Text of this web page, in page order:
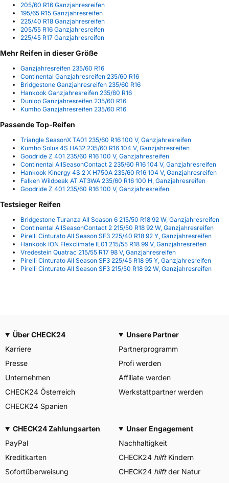
205/60 R16 Ganzjahresreifen
195/65 R15 Ganzjahresreifen
225/40 R18 Ganzjahresreifen
205/55 R16 Ganzjahresreifen
225/45 R17 Ganzjahresreifen
Mehr Reifen in dieser Größe
Ganzjahresreifen 235/60 R16
Continental Ganzjahresreifen 235/60 R16
Bridgestone Ganzjahresreifen 235/60 R16
Hankook Ganzjahresreifen 235/60 R16
Dunlop Ganzjahresreifen 235/60 R16
Kumho Ganzjahresreifen 235/60 R16
Passende Top-Reifen
Triangle SeasonX TA01 235/60 R16 100 V, Ganzjahresreifen
Kumho Solus 4S HA32 235/60 R16 104 V, Ganzjahresreifen
Goodride Z 401 235/60 R16 100 V, Ganzjahresreifen
Continental AllSeasonContact 2 235/60 R16 104 V, Ganzjahresreifen
Hankook Kinergy 4S 2 X H750A 235/60 R16 104 V, Ganzjahresreifen
Falken Wildpeak AT AT3WA 235/60 R16 100 H, Ganzjahresreifen
Goodride Z 401 235/60 R16 100 V, Ganzjahresreifen
Testsieger Reifen
Bridgestone Turanza All Season 6 215/50 R18 92 W, Ganzjahresreifen
Continental AllSeasonContact 2 215/50 R18 92 W, Ganzjahresreifen
Pirelli Cinturato All Season SF3 225/40 R18 92 Y, Ganzjahresreifen
Hankook ION Flexclimate IL01 215/55 R18 99 V, Ganzjahresreifen
Vredestein Quatrac 215/55 R17 98 V, Ganzjahresreifen
Pirelli Cinturato All Season SF3 225/45 R18 95 Y, Ganzjahresreifen
Pirelli Cinturato All Season SF3 215/50 R18 92 W, Ganzjahresreifen
Über CHECK24
Karriere
Presse
Unternehmen
CHECK24 Österreich
CHECK24 Spanien
Unsere Partner
Partnerprogramm
Profi werden
Affiliate werden
Werkstattpartner werden
CHECK24 Zahlungsarten
PayPal
Kreditkarten
Sofortüberweisung
Unser Engagement
Nachhaltigkeit
CHECK24 hilftKindern
CHECK24 hilftder Natur